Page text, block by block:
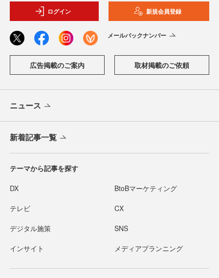
ログイン 新規会員登録
メールバックナンバー
広告掲載のご案内 取材掲載のご依頼
ニュース
新着記事一覧
テーマから記事を探す
DX BtoBマーケティング
テレビ CX
デジタル施策 SNS
インサイト メディアプランニング